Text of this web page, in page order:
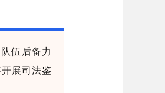
伍后备力
展司法鉴